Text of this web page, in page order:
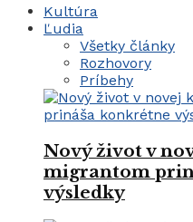
Kultúra
Ľudia
Všetky články
Rozhovory
Príbehy
Nový život v
migrantom
výsledky